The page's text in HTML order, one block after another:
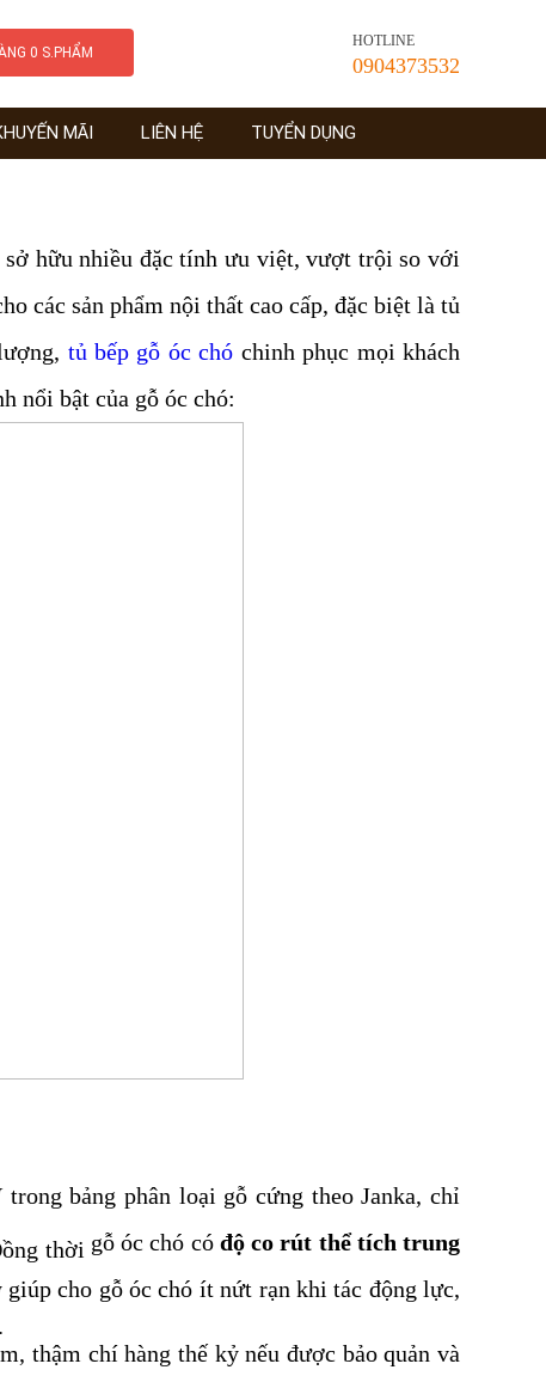
0 S.PHẨM
HOTLINE
0904373532
MÃI LIÊN HỆ TUYỂN DỤNG
hữu nhiều đặc tính ưu việt, vượt trội so với
các sản phẩm nội thất cao cấp, đặc biệt là tủ
tủ bếp gỗ óc chó chinh phục mọi khách
nổi bật của gỗ óc chó:
bảng phân loại gỗ cứng theo Janka, chỉ
thời gỗ óc chó có độ co rút thể tích trung
giúp cho gỗ óc chó ít nứt rạn khi tác động lực,
thậm chí hàng thế kỷ nếu được bảo quản và